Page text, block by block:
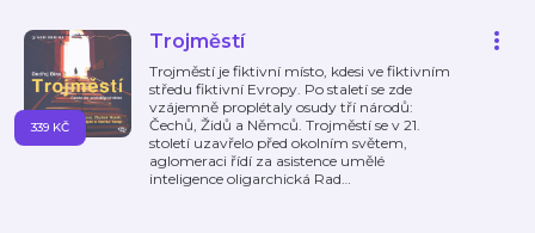
Trojměstí
Trojměstí je fiktivní místo, kdesi ve fiktivním
středu fiktivní Evropy. Po staletí se zde
vzájemně proplétaly osudy tří národů:
Čechů, Židů a Němců. Trojměstí se v 21.
století uzavřelo před okolním světem,
aglomeraci řídí za asistence umělé
inteligence oligarchická Rad…
339 KČ